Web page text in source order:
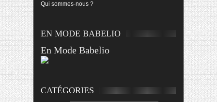
Qui sommes-nous ?
EN MODE BABELIO
En Mode Babelio
CATÉGORIES